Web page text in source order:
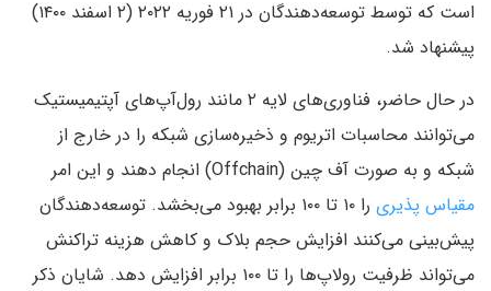
است که توسط توسعه‌دهندگان در ۲۱ فوریه ۲۰۲۲ (۲ اسفند ۱۴۰۰)
پیشنهاد شد.
در حال حاضر، فناوری‌های لایه ۲ مانند رول‌آپ‌های آپتیمیستیک
می‌توانند محاسبات اتریوم و ذخیره‌سازی شبکه را در خارج از
شبکه و به صورت آف چین (Offchain) انجام دهند و این امر
مقیاس پذیری
را ۱۰ تا ۱۰۰ برابر بهبود می‌بخشد. توسعه‌دهندگان
پیش‌بینی می‌کنند افزایش حجم بلاک و کاهش هزینه تراکنش
می‌تواند ظرفیت رولاپ‌ها را تا ۱۰۰ برابر افزایش دهد. شایان ذکر